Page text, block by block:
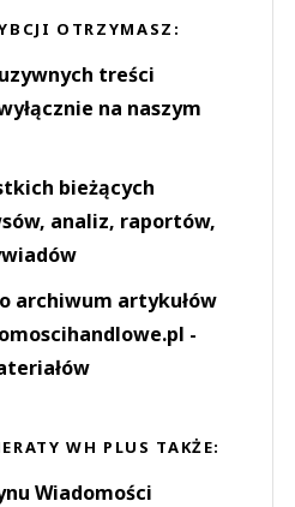
OTRZYMASZ:
treści
na naszym
bieżących
analiz, raportów,
archiwum artykułów
-
WH PLUS TAKŻE:
Wiadomości